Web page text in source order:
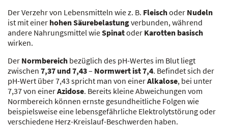
Der Verzehr von Lebensmitteln wie z. B. Fleischoder Nudeln
ist mit einer hohen Säurebelastungverbunden, während
andere Nahrungsmittel wieSpinatoder Karotten basisch
wirken.
Der Normbereich bezüglich des pH-Wertes im Blut liegt
zwischen 7,37 und 7,43– Normwert ist 7,4. Befindet sich der
pH-Wert über 7,43 spricht man von einerAlkalose, bei unter
7,37 von einerAzidose. Bereits kleine Abweichungen vom
Normbereich können ernste gesundheitliche Folgen wie
beispielsweise eine lebensgefährliche Elektrolytstörung oder
verschiedene Herz-Kreislauf-Beschwerden haben.